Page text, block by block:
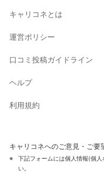
キャリコネとは
運営ポリシー
口コミ投稿ガイドライン
ヘルプ
利用規約
キャリコネへのご意見・ご要
下記フォームには個人情報(個
い。